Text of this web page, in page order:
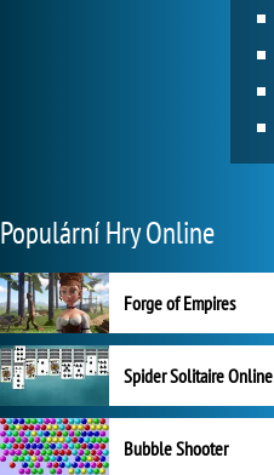
Populární Hry Online
Forge of Empires
Spider Solitaire Online
Bubble Shooter